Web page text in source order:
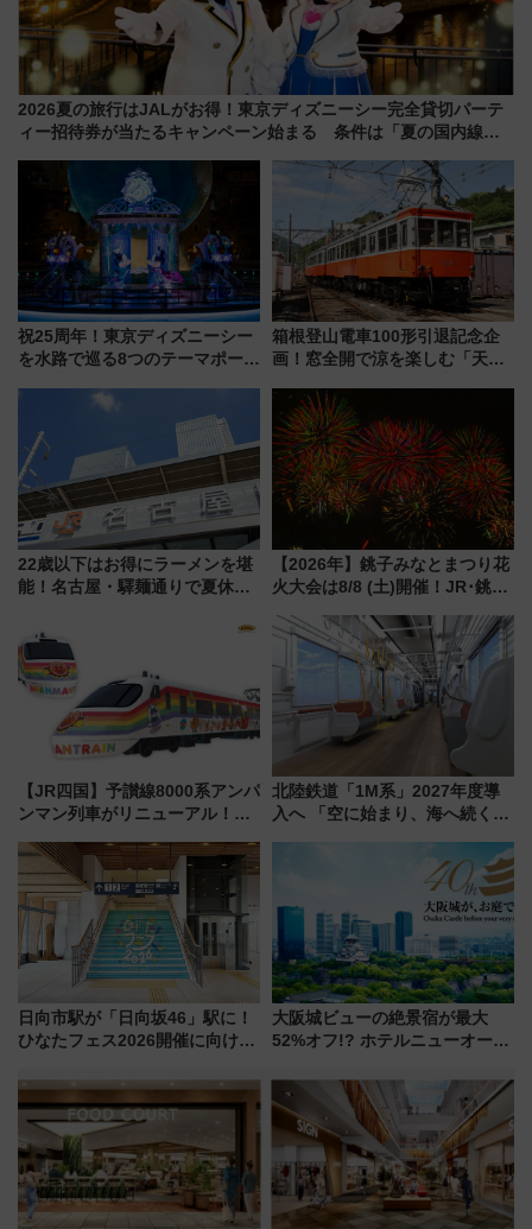
2026夏の旅行はJALがお得！東京ディズニーシー完全貸切パーテ
ィー招待券が当たるキャンペーン始まる 条件は「夏の国内線に2
祝25周年！東京ディズニーシー
を水路で巡る8つのテーマポート
箱根登山電車100形引退記念企
画！窓全開で涼を楽しむ「天然
発売
22歳以下はお得にラーメンを堪
能！名古屋・驛麺通りで夏休み
よりスタート
【2026年】銚子みなとまつり花
火大会は8/8 (土)開催！JR･銚子
報、利根川に咲く8,000発の大迫
力＆屋台を満喫
【JR四国】予讃線8000系アンパ
ンマン列車がリニューアル！内
今年12月
北陸鉄道「1M系」2027年度導
入へ 「空に始まり、海へ続く」
日向市駅が「日向坂46」駅に！
ひなたフェス2026開催に向けJR
全力応援 夜行列車「ドリーム
おひさま号」も走る
大阪城ビューの絶景宿が最大
52%オフ!? ホテルニューオータ
ール」で秋の関西旅を豪華にす
る方法（8月20日まで！）